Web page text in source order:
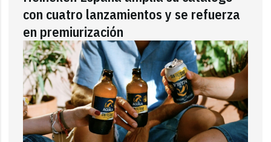
con cuatro lanzamientos y se refuerza
en premiurización